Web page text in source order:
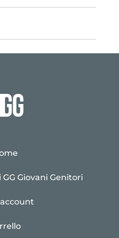
Giovani Genitori